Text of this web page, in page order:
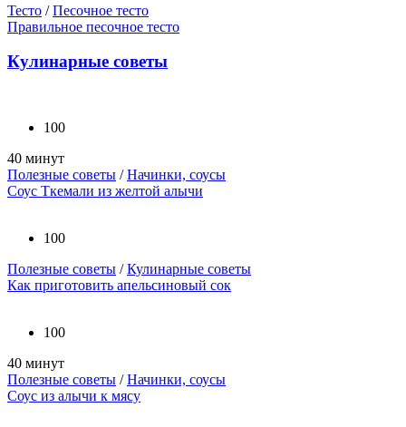
Тесто /Песочное тесто
Правильное песочное тесто
Кулинарные советы
100
40 минут
Полезные советы /Начинки, соусы
Соус Ткемали из желтой алычи
100
Полезные советы /Кулинарные советы
Как приготовить апельсиновый сок
100
40 минут
Полезные советы /Начинки, соусы
Соус из алычи к мясу